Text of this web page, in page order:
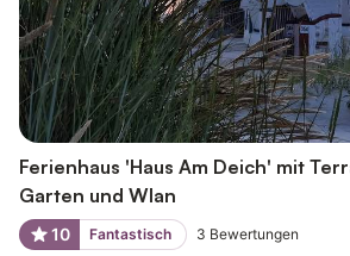
Ferienhaus 'Haus Am Deich' mit
Garten und Wlan
10 Fantastisch 3 Bewertungen